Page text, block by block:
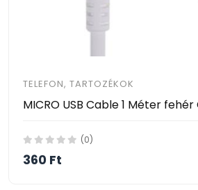
TELEFON, TARTOZÉKOK
MICRO USB Cable 1 Méter fehér
(0)
360 Ft